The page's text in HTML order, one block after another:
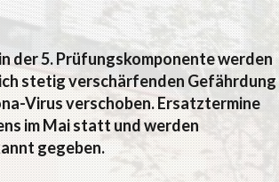
der 5. Prüfungskomponente werden
stetig verschärfenden Gefährdung
Virus verschoben. Ersatztermine
im Mai statt und werden
gegeben.